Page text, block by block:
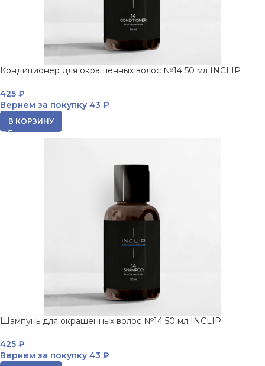
Кондиционер для окрашенных волос №14 50 мл INCLIP
425 ₽
Вернем за покупку 43 ₽
В КОРЗИНУ
Шампунь для окрашенных волос №14 50 мл INCLIP
425 ₽
Вернем за покупку 43 ₽